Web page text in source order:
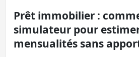
Prêt immobilier :
simulateur pour
mensualités sans